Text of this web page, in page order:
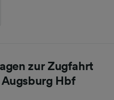
zur Zugfahrt
Hbf